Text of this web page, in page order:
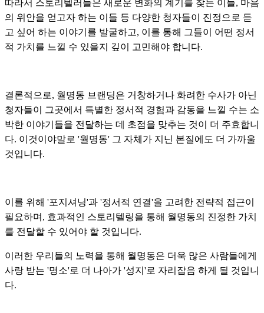
따라서 스토리텔러들은 새로운 변화의 계기를 찾는 이들, 마음
의 위안을 얻고자 하는 이들 등 다양한 청자들이 진정으로 듣
고 싶어 하는 이야기를 발굴하고, 이를 통해 그들이 어떤 정서
적 가치를 느낄 수 있을지 깊이 고민해야 합니다.
결론적으로, 월명동 브랜딩은 거창하거나 화려한 수사가 아닌
청자들이 그곳에서 특별한 정서적 경험과 감동을 느낄 수는 소
박한 이야기들을 전달하는 데 초점을 맞추는 것이 더 주효합니
다. 이것이야말로 '월명동' 그 자체가 지닌 본질에도 더 가까울
것입니다.
이를 위해 '포지셔닝'과 '정서적 연결'을 고려한 전략적 접근이
필요하며, 효과적인 스토리텔링을 통해 월명동의 진정한 가치
를 전달할 수 있어야 할 것입니다.
이러한 우리들의 노력을 통해 월명동은 더욱 많은 사람들에게
사랑 받는 '명소'로 더 나아가 '성지'로 자리잡음 하게 될 것입니
다.